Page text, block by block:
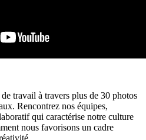
travail à travers plus de 30 photos
Rencontrez nos équipes,
qui caractérise notre culture
nous favorisons un cadre